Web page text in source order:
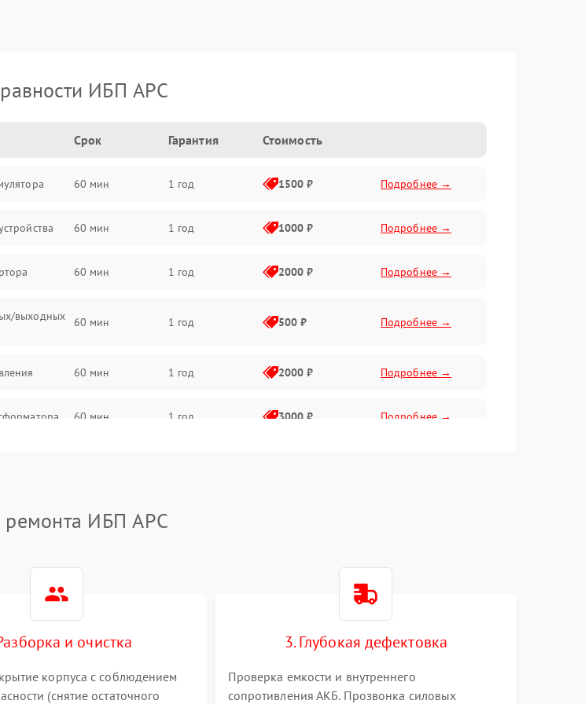
ИБП APC
Срок Гарантия Стоимость
60 мин 1 год 1500 ₽ Подробнее →
60 мин 1 год 1000 ₽ Подробнее →
60 мин 1 год 2000 ₽ Подробнее →
выходных
60 мин 1 год 500 ₽ Подробнее →
60 мин 1 год 2000 ₽ Подробнее →
60 мин 1 год 3000 ₽ Подробнее →
EMC) 60 мин 1000 ₽ Подробнее →
защиты 60 мин 1500 ₽ Подробнее →
ремонта ИБП APC
и очистка
корпуса с соблюдением
(снятие остаточного
3. Глубокая дефектовка
Проверка емкости и внутреннего
сопротивления АКБ. Прозвонка силовых